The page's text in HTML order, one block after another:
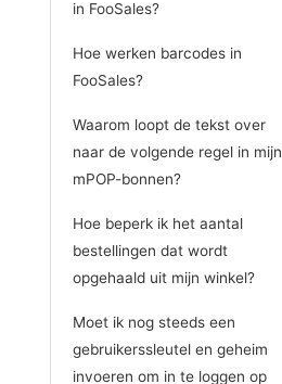
in FooSales?
Hoe werken barcodes in
FooSales?
Waarom loopt de tekst over
naar de volgende regel in mijn
mPOP-bonnen?
Hoe beperk ik het aantal
bestellingen dat wordt
opgehaald uit mijn winkel?
Moet ik nog steeds een
gebruikerssleutel en geheim
invoeren om in te loggen op